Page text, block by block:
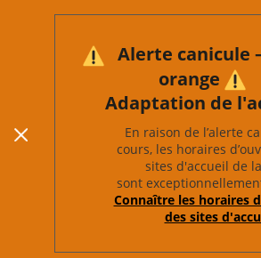
Alerte canicule
orange
Adaptation de
En raison de l’alerte
cours, les horaires
sites d'accueil de
sont
Connaître les horaires
des sites